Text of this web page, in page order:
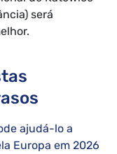
será
ajudá-lo a
Europa em 2026